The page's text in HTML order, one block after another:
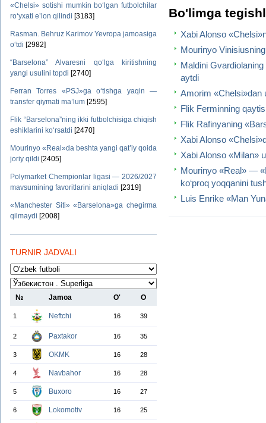
«Chelsi» sotishi mumkin bo‘lgan futbolchilar
ro‘yxati e’lon qilindi [3183]
Rasman. Behruz Karimov Yevropa jamoasiga
o‘tdi [2982]
“Barselona” Alvaresni qo‘lga kiritishning
yangi usulini topdi [2740]
Ferran Torres «PSJ»ga o‘tishga yaqin —
transfer qiymati ma’lum [2595]
Flik “Barselona”ning ikki futbolchisiga chiqish
eshiklarini ko‘rsatdi [2470]
Mourinyo «Real»da beshta yangi qat’iy qoida
joriy qildi [2405]
Polymarket Chempionlar ligasi — 2026/2027
mavsumining favoritlarini aniqladi [2319]
«Manchester Siti» «Barselona»ga chegirma
qilmaydi [2008]
TURNIR JADVALI
№ Jamoa O' O
1 Neftchi 16 39
2 Paxtakor 16 35
3 OKMK 16 28
4 Navbahor 16 28
5 Buxoro 16 27
6 Lokomotiv 16 25
Bo'limga
Xabi Alonso
Mourinyo
Maldini
aytdi
Amorim «Chelsi»dan
Flik Ferminning
Flik Rafinyaning
Xabi Alonso
Xabi Alonso «Milan»
Mourinyo «Real» —
ko‘proq yoqqanini
Luis Enrike «Man